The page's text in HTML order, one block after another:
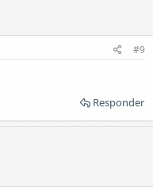
#9
Responder